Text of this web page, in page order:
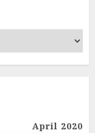
April 2020